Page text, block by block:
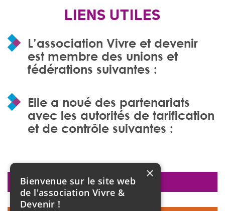
LIENS UTILES
L’association Vivre et devenir
est membre des unions et
fédérations suivantes :
Elle a noué des partenariats
avec les autorités de tarification
et de contrôle suivantes :
faire un don
×
Bienvenue sur le site web
de l'association Vivre &
Devenir !